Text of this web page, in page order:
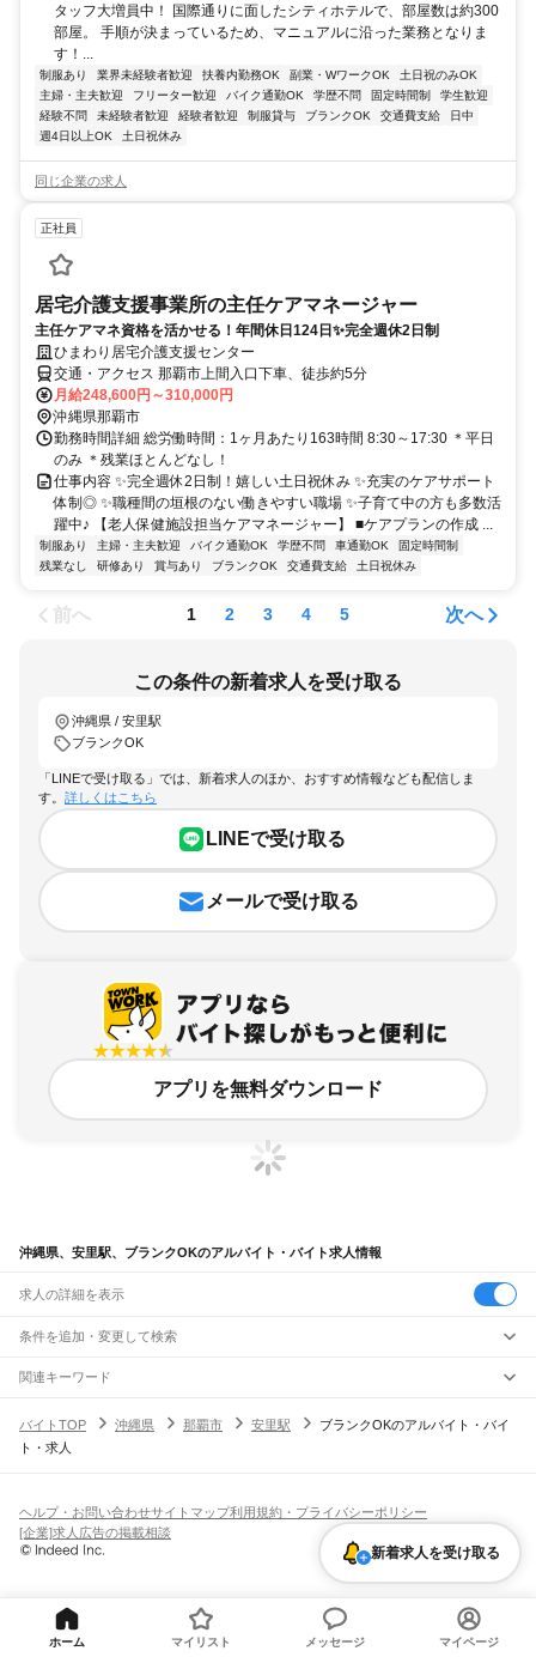
タッフ大増員中！ 国際通りに面したシティホテルで、部屋数は約300
部屋。 手順が決まっているため、マニュアルに沿った業務となりま
す！...
制服あり 業界未経験者歓迎 扶養内勤務OK 副業・WワークOK
土日祝のみOK
主婦・主夫歓迎
フリーター歓迎 バイク通勤OK 学歴不問 固定時間制
学生歓迎
経験不問
未経験者歓迎 経験者歓迎 制服貸与 ブランクOK 交通費支給
日中
週4日以上OK
土日祝休み
同じ企業の求人
正社員
居宅介護支援事業所の主任ケアマネージャー
主任ケアマネ資格を活かせる！年間休日124日✨完全週休2日制
ひまわり居宅介護支援センター
交通・アクセス 那覇市上間入口下車、徒歩約5分
月給248,600円～310,000円
沖縄県那覇市
勤務時間詳細 総労働時間：1ヶ月あたり163時間 8:30～17:30 ＊平日
のみ ＊残業ほとんどなし！
仕事内容 ✨完全週休2日制！嬉しい土日祝休み ✨充実のケアサポート
体制◎ ✨職種間の垣根のない働きやすい職場 ✨子育て中の方も多数活
躍中♪ 【老人保健施設担当ケアマネージャー】 ■ケアプランの作成 ...
制服あり 主婦・主夫歓迎 バイク通勤OK 学歴不問 車通勤OK
固定時間制
残業なし
研修あり 賞与あり ブランクOK 交通費支給 土日祝休み
前へ 1 2 3 4 5 次へ
この条件の新着求人を受け取る
沖縄県 / 安里駅
ブランクOK
「LINEで受け取る」では、新着求人のほか、おすすめ情報なども配信しま
す。 詳しくはこちら
LINEで受け取る
メールで受け取る
アプリを無料ダウンロード
沖縄県、安里駅、ブランクOKのアルバイト・バイト求人情報
求人の詳細を表示
条件を追加・変更して検索
市区町村を追加・変更
沖縄県すべて
那覇市
駅を追加・変更
てだこ浦西駅
職種を追加・変更
飲食・フードサービスすべて
ホールスタッフキッチンスタッフ 精肉・鮮魚加工給食調理
パン屋（ベーカリー）
バー（BAR）・バーテンダー
飲食店（店長・マネージャー）
営業・販売
営業テレフォンアポインター（テレアポ） ルートセールス
フードカウンター販売員アパレル 家電量販店・携帯販売（携帯ショップ）
人気
日払いOK高校生歓迎 髪型・髪色自由ひげOK ネイルOK
留学生・外国人活躍中
短期単発・1日OK
期間限定（春夏冬休み等）
シフト
土日祝のみOK
平日のみOK 週1日からOK 週2・3日からOK
雇用形態を追加・変更
契約社員
派遣社員
業務委託
関連キーワード
バイトTOP
沖縄県 那覇市 安里駅
ブランクOKのアルバイト・バイ
ト・求人
新着求人を受け取る
ヘルプ・お問い合わせサイトマップ利用規約・プライバシーポリシー
[企業]求人広告の掲載相談
ホーム マイリスト メッセージ マイページ